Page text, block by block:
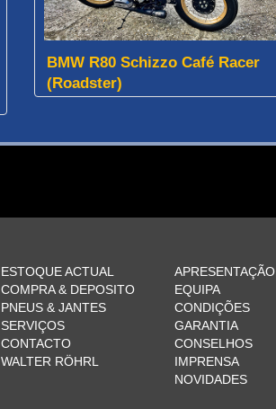
BMW R80 Schizzo Café Racer
(Roadster)
ESTOQUE ACTUAL
COMPRA & DEPOSITO
PNEUS & JANTES
SERVIÇOS
CONTACTO
WALTER RÖHRL
APRESENTAÇÃO
EQUIPA
CONDIÇÕES
GARANTIA
CONSELHOS
IMPRENSA
NOVIDADES